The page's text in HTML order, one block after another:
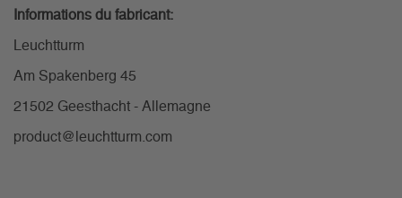
Informations du fabricant:
Leuchtturm
Am Spakenberg 45
21502 Geesthacht - Allemagne
product@leuchtturm.com